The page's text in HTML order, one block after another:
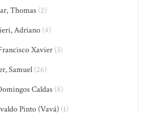
Thomas(2)
Adriano (4)
Xavier(3)
Samuel (26)
Caldas (8)
Pinto (Vavá) (1)